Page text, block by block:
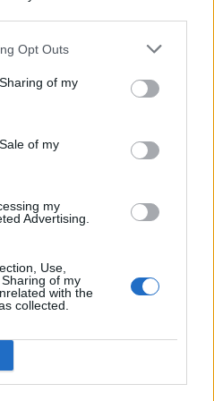
Opt Outs
of my
of my
my
Advertising.
Use,
of my
with the
collected.
01:16